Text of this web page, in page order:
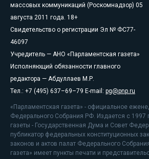
массовых коммуникаций (Роскомнадзор) 05
августа 2011 года. 18+
Свидетельство о регистрации Эл № ФС77-
46097
Учредитель — АНО «Парламентская газета»
Исполняющий обязанности главного
редактора — Абдуллаев М.Р.
Тел.: +7 (495) 637–69–79 E-mail: pg@pnp.ru
«Парламентская газета» - официальное
Федерального Собрания РФ. Издается с 1997
газеты - Государственная Дума и Совет
публикатор федеральных конституционных
законов и актов палат Федерального
газета» имеет пункты печати и